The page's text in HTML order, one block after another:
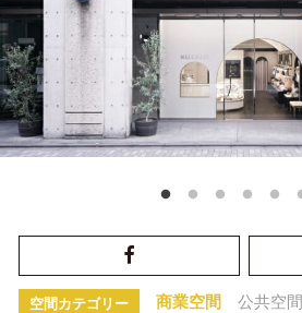
空間カテゴリー 商業空間 公共空間